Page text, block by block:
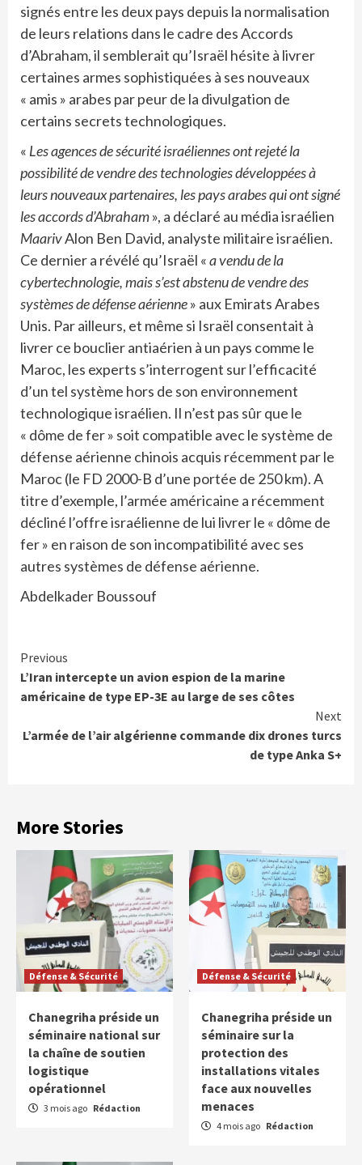
signés entre les deux pays depuis la normalisation
de leurs relations dans le cadre des Accords
d’Abraham, il semblerait qu’Israël hésite à livrer
certaines armes sophistiquées à ses nouveaux
« amis » arabes par peur de la divulgation de
certains secrets technologiques.
« Les agences de sécurité israéliennes ont rejeté la
possibilité de vendre des technologies développées à
leurs nouveaux partenaires, les pays arabes qui ont signé
les accords d’Abraham», a déclaré au média israélien
MaarivAlon Ben David, analyste militaire israélien.
Ce dernier a révélé qu’Israël «a vendu de la
cybertechnologie, mais s’est abstenu de vendre des
systèmes de défense aérienne» aux Emirats Arabes
Unis. Par ailleurs, et même si Israël consentait à
livrer ce bouclier antiaérien à un pays comme le
Maroc, les experts s’interrogent sur l’efficacité
d’un tel système hors de son environnement
technologique israélien. Il n’est pas sûr que le
« dôme de fer » soit compatible avec le système de
défense aérienne chinois acquis récemment par le
Maroc (le FD 2000-B d’une portée de 250 km). A
titre d’exemple, l’armée américaine a récemment
décliné l’offre israélienne de lui livrer le « dôme de
fer » en raison de son incompatibilité avec ses
autres systèmes de défense aérienne.
Abdelkader Boussouf
Continue
Reading
Previous
L’Iran intercepte un avion espion de la marine
américaine de type EP-3E au large de ses côtes
Next
L’armée de l’air algérienne commande dix drones turcs
de type Anka S+
More Stories
Défense & Sécurité
Chanegriha préside un
séminaire national sur
la chaîne de soutien
logistique
opérationnel
3 mois ago Rédaction
Défense & Sécurité
Chanegriha préside un
séminaire sur la
protection des
installations vitales
face aux nouvelles
menaces
4 mois ago Rédaction